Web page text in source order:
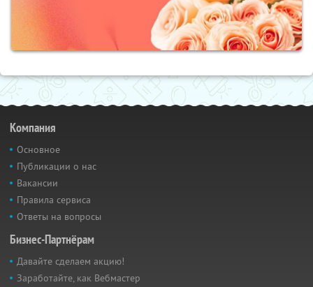
Компания
Основное
Публикации о нас
Вакансии
Правила сервиса
Ответы на вопросы
Бизнес-Партнёрам
Давайте сделаем акцию!
Заработайте, как Вебмастер